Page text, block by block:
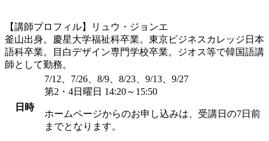
【講師プロフィル】リュウ・ジョンエ
釜山出身。慶星大学福祉科卒業。東京ビジネスカレッジ日本
語科卒業。目白デザイン専門学校卒業。ジオス等で韓国語講
師として勤務。
日時
7/12、7/26、8/9、8/23、9/13、9/27
第2・4日曜日 14:20～15:50
ホームページからのお申し込みは、受講日の7日前
までとなります。